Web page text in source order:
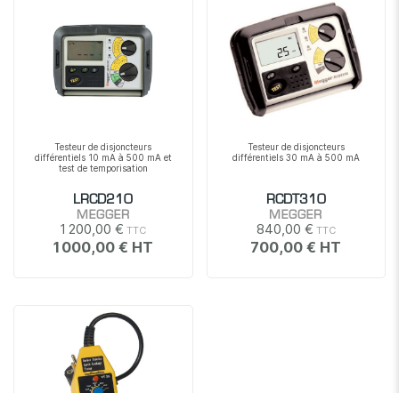
Testeur de disjoncteurs
différentiels 10 mA à 500 mA et
test de temporisation
LRCD210
MEGGER
1 200,00 €
1 000,00 €
Testeur de disjoncteurs
différentiels 30 mA à 500 mA
RCDT310
MEGGER
840,00 €
700,00 €